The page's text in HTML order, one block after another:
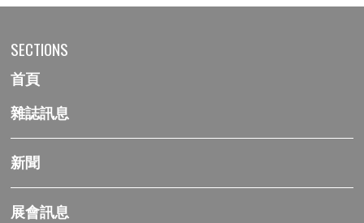
SECTIONS
首頁
雜誌訊息
新聞
展會訊息